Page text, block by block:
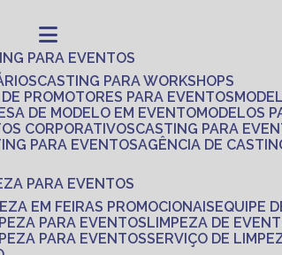
PARA EVENTOS
CASTING PARA WORKSHOPS
DE PROMOTORES PARA EVENTOS
DE MODELO EM EVENTO
MODELOS
CORPORATIVOS
CASTING PARA
PARA EVENTOS
AGÊNCIA DE
PARA EVENTOS
EM FEIRAS PROMOCIONAIS
EQUIPE
PARA EVENTOS
LIMPEZA DE
PARA EVENTOS SERVIÇO DE